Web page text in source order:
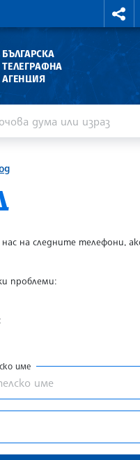
БЪЛГАРСКА
ТЕЛЕГРАФНА
АГЕНЦИЯ
нас на следните телефони,
проблеми:
име